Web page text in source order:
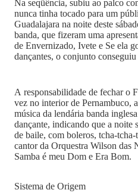
Na seqüência, subiu ao palco
nunca tinha tocado para um
Guadalajara na noite deste
banda, que fizeram uma
de Envernizado, Ivete e Se ela
dançantes, o conjunto
A responsabilidade de fechar o
vez no interior de Pernambuco,
música da lendária banda
dançante, indicando que a noite
de baile, com boleros, tcha-
cantor da Orquestra Wilson das
Samba é meu Dom e Era Bom.
Sistema de Origem